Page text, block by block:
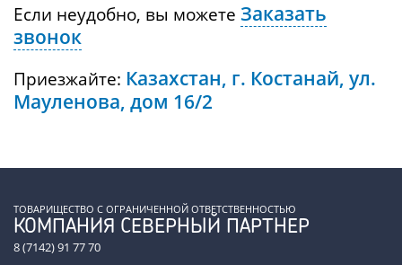
Если неудобно, вы можете Заказать
звонок
Приезжайте: Казахстан, г. Костанай, ул.
Мауленова, дом 16/2
ТОВАРИЩЕСТВО С ОГРАНИЧЕННОЙ ОТВЕТСТВЕННОСТЬЮ
КОМПАНИЯ СЕВЕРНЫЙ ПАРТНЕР
8 (7142) 91 77 70